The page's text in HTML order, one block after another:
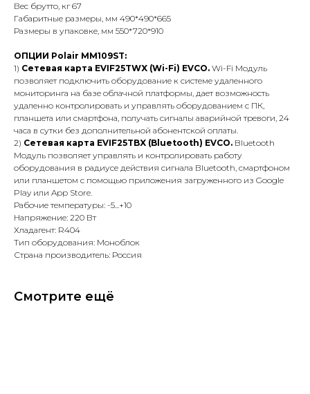
Вес брутто, кг 67
Габаритные размеры, мм 490*490*665
Размеры в упаковке, мм 550*720*910
ОПЦИИ Polair MM109ST:
1) Сетевая карта EVIF25TWX (Wi-Fi) EVCO. Wi-Fi Модуль
позволяет подключить оборудование к системе удаленного
мониторинга на базе облачной платформы, дает возможность
удаленно контролировать и управлять оборудованием с ПК,
планшета или смартфона, получать сигналы аварийной тревоги, 24
часа в сутки без дополнительной абонентской оплаты.
2) Сетевая карта EVIF25TBX (Bluetooth) EVCO. Bluetooth
Модуль позволяет управлять и контролировать работу
оборудования в радиусе действия сигнала Вluetooth, смартфоном
или планшетом с помощью приложения загруженного из Google
Play или App Store.
Рабочие температуры: -5...+10
Напряжение: 220 Вт
Хладагент: R404
Тип оборудования: Моноблок
Страна производитель: Россия
Смотрите ещё